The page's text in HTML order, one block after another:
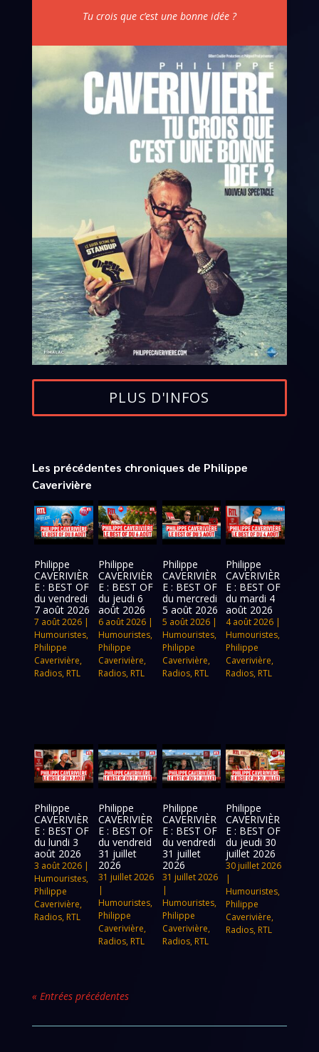
Tu crois que c’est une bonne idée ?
PLUS D'INFOS
Les précédentes chroniques de Philippe
Caverivière
Philippe
CAVERIVIÈR
E : BEST OF
du vendredi
7 août 2026
7 août 2026 |
Humouristes,
Philippe
Caverivière,
Radios, RTL
Philippe
CAVERIVIÈR
E : BEST OF
du jeudi 6
août 2026
6 août 2026|
Humouristes,
Philippe
Caverivière,
Radios, RTL
Philippe
CAVERIVIÈR
E : BEST OF
du mercredi
5 août 2026
5 août 2026|
Humouristes,
Philippe
Caverivière,
Radios, RTL
Philippe
CAVERIVIÈR
E : BEST OF
du mardi 4
août 2026
4 août 2026 |
Humouristes,
Philippe
Caverivière,
Radios, RTL
Philippe
CAVERIVIÈR
E : BEST OF
du lundi 3
août 2026
3 août 2026 |
Humouristes,
Philippe
Caverivière,
Radios, RTL
Philippe
CAVERIVIÈR
E : BEST OF
du vendreid
31 juillet
2026
31 juillet 2026
|
Humouristes,
Philippe
Caverivière,
Radios, RTL
Philippe
CAVERIVIÈR
E : BEST OF
du vendredi
31 juillet
2026
31 juillet 2026
|
Humouristes,
Philippe
Caverivière,
Radios, RTL
Philippe
CAVERIVIÈR
E : BEST OF
du jeudi 30
juillet 2026
30 juillet 2026
|
Humouristes,
Philippe
Caverivière,
Radios, RTL
« Entrées précédentes